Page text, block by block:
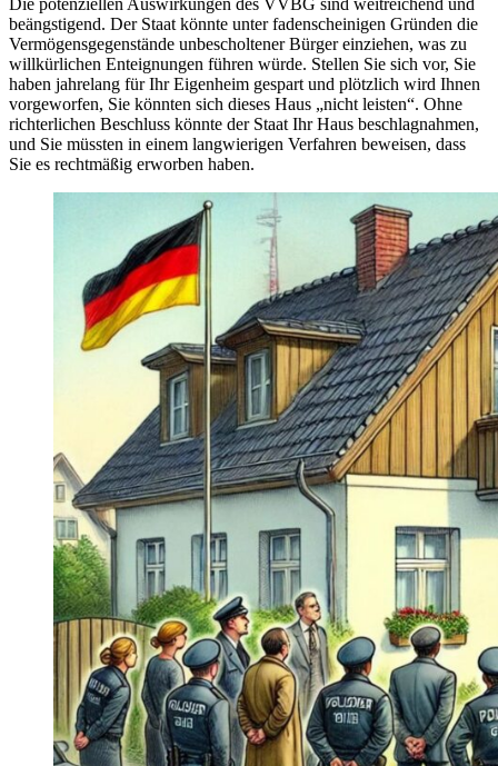
Die potenziellen Auswirkungen des VVBG sind weitreichend und
beängstigend. Der Staat könnte unter fadenscheinigen Gründen die
Vermögensgegenstände unbescholtener Bürger einziehen, was zu
willkürlichen Enteignungen führen würde. Stellen Sie sich vor, Sie
haben jahrelang für Ihr Eigenheim gespart und plötzlich wird Ihnen
vorgeworfen, Sie könnten sich dieses Haus „nicht leisten“. Ohne
richterlichen Beschluss könnte der Staat Ihr Haus beschlagnahmen,
und Sie müssten in einem langwierigen Verfahren beweisen, dass
Sie es rechtmäßig erworben haben.